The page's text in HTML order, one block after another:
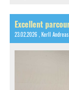
Excellent
23.02.2026 , Kerll Andreas